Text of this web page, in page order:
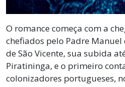
O romance começa com a
chefiados pelo Padre
de São Vicente, sua subida
Piratininga, e o primeiro
colonizadores portugueses,